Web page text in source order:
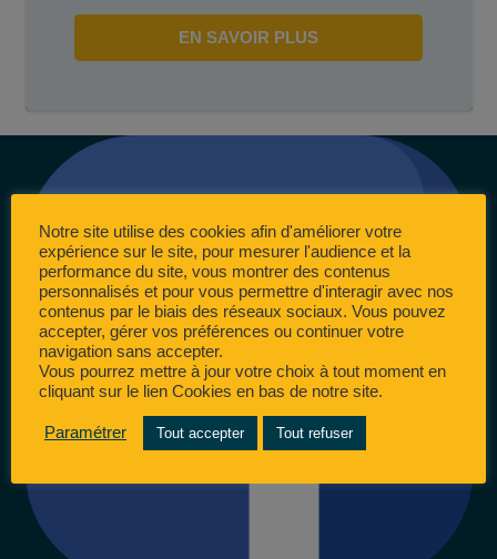
EN SAVOIR PLUS
Notre site utilise des cookies afin d'améliorer votre
expérience sur le site, pour mesurer l'audience et la
performance du site, vous montrer des contenus
personnalisés et pour vous permettre d'interagir avec nos
contenus par le biais des réseaux sociaux. Vous pouvez
accepter, gérer vos préférences ou continuer votre
navigation sans accepter.
Vous pourrez mettre à jour votre choix à tout moment en
cliquant sur le lien Cookies en bas de notre site.
Paramétrer Tout accepter Tout refuser